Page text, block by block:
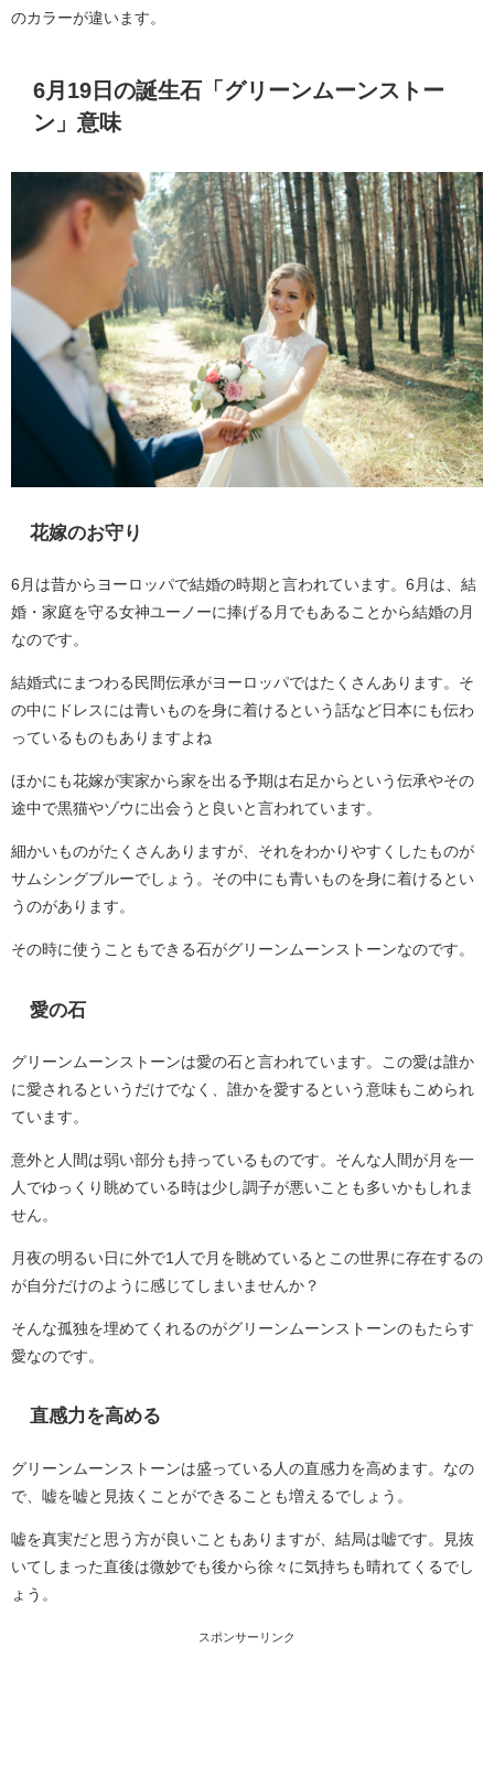
のカラーが違います。
6月19日の誕生石「グリーンムーンストー
ン」意味
花嫁のお守り
6月は昔からヨーロッパで結婚の時期と言われています。6月は、結
婚・家庭を守る女神ユーノーに捧げる月でもあることから結婚の月
なのです。
結婚式にまつわる民間伝承がヨーロッパではたくさんあります。そ
の中にドレスには青いものを身に着けるという話など日本にも伝わ
っているものもありますよね
ほかにも花嫁が実家から家を出る予期は右足からという伝承やその
途中で黒猫やゾウに出会うと良いと言われています。
細かいものがたくさんありますが、それをわかりやすくしたものが
サムシングブルーでしょう。その中にも青いものを身に着けるとい
うのがあります。
その時に使うこともできる石がグリーンムーンストーンなのです。
愛の石
グリーンムーンストーンは愛の石と言われています。この愛は誰か
に愛されるというだけでなく、誰かを愛するという意味もこめられ
ています。
意外と人間は弱い部分も持っているものです。そんな人間が月を一
人でゆっくり眺めている時は少し調子が悪いことも多いかもしれま
せん。
月夜の明るい日に外で1人で月を眺めているとこの世界に存在するの
が自分だけのように感じてしまいませんか？
そんな孤独を埋めてくれるのがグリーンムーンストーンのもたらす
愛なのです。
直感力を高める
グリーンムーンストーンは盛っている人の直感力を高めます。なの
で、嘘を嘘と見抜くことができることも増えるでしょう。
嘘を真実だと思う方が良いこともありますが、結局は嘘です。見抜
いてしまった直後は微妙でも後から徐々に気持ちも晴れてくるでし
ょう。
スポンサーリンク